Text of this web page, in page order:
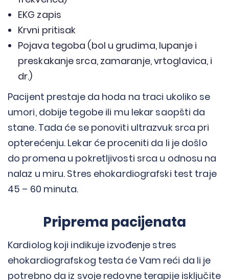
EKG zapis
Krvni pritisak
Pojava tegoba (bol u grudima, lupanje i
preskakanje srca, zamaranje, vrtoglavica, i
dr.)
Pacijent prestaje da hoda na traci ukoliko se
umori, dobije tegobe ili mu lekar saopšti da
stane. Tada će se ponoviti ultrazvuk srca pri
opterećenju. Lekar će proceniti da li je došlo
do promena u pokretljivosti srca u odnosu na
nalaz u miru. Stres ehokardiografski test traje
45 – 60 minuta.
Priprema pacijenata
Kardiolog koji indikuje izvođenje stres
ehokardiografskog testa će Vam reći da li je
potrebno da iz svoje redovne terapije isključite